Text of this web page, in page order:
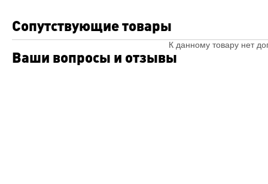
Сопутствующие товары
К данному товару нет
Ваши вопросы и отзывы